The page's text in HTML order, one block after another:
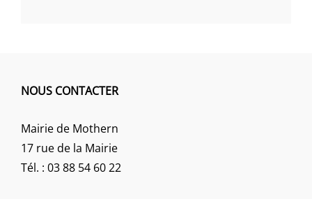
NOUS CONTACTER
Mairie de Mothern
17 rue de la Mairie
Tél. : 03 88 54 60 22